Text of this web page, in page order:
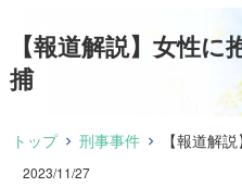
【報道解説】女性
捕
トップ 刑事事件 【報道解
2023/11/27